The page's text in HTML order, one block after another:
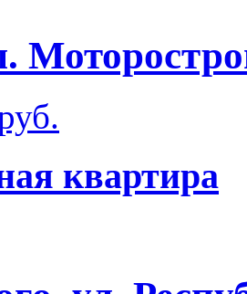
квартира